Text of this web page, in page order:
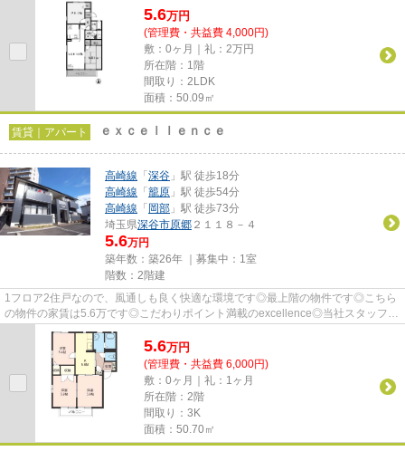
5.6万円
(管理費・共益費 4,000円)
敷：0ヶ月｜礼：2万円
所在階：1階
間取り：2LDK
面積：50.09㎡
賃貸｜アパート ｅｘｃｅｌｌｅｎｃｅ
高崎線 「 深谷 」駅 徒歩18分
高崎線 「 籠原 」駅 徒歩54分
高崎線 「 岡部 」駅 徒歩73分
埼玉県深谷市原郷 ２１１８－４
5.6万円
築年数：築26年 ｜募集中： 1室
階数：2階建
1フロア2住戸なので、風通しも良く快適な環境です◎最上階の物件です◎こちら
の物件の家賃は5.6万です◎こだわりポイント満載のexcellence◎当社スタッフが
地域の賃貸情報をご提供いたしま...
5.6万円
(管理費・共益費 6,000円)
敷：0ヶ月｜礼：1ヶ月
所在階：2階
間取り：3K
面積：50.70㎡